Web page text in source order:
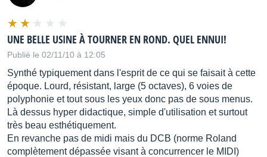
UNE BELLE USINE À TOURNER EN ROND. QUEL ENNUI!
Publié le 02/11/10 à 12:05
Synthé typiquement dans l'esprit de ce qui se faisait à cette
époque. Lourd, résistant, large (5 octaves), 6 voies de
polyphonie et tout sous les yeux donc pas de sous menus.
Là dessus hyper didactique, simple d'utilisation et surtout
très beau esthétiquement.
En revanche pas de midi mais du DCB (norme Roland
complètement dépassée visant à concurrencer le MIDI)